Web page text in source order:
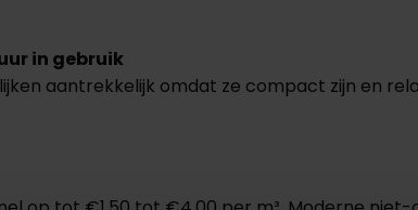
in gebruik
aantrekkelijk omdat ze compact zijn en